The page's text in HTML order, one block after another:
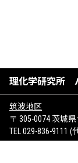
理化学研究所
筑波地区
〒 305-0074 茨城
TEL 029-836-9111 (